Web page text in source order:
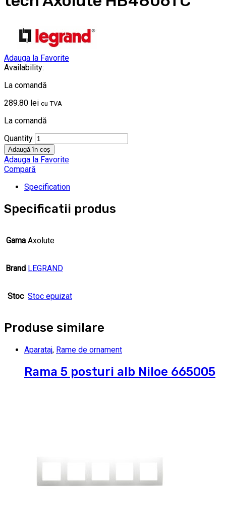
Adauga la Favorite
Availability:
La comandă
289.80 lei cu TVA
La comandă
Quantity
Adaugă în coș
Adauga la Favorite
Compară
Specification
Specificatii produs
Gama Axolute
Brand LEGRAND
Stoc Stoc epuizat
Produse similare
Aparataj, Rame de ornament
Rama 5 posturi alb Niloe 665005